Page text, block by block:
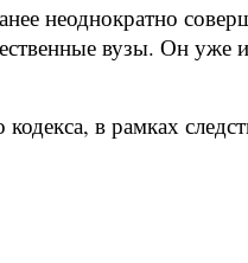
неоднократно
вузы. Он уже
в рамках